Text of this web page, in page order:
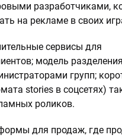
разработчиками,
на рекламе в своих
сервисы для
модель
групп;
stories в соцсетях)
роликов.
для продаж, где